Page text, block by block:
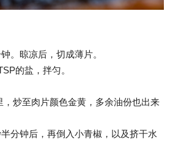
。晾凉后，切成薄片。
的盐，拌匀。
炒至肉片颜色金黄，多余油份也出来
分钟后，再倒入小青椒，以及挤干水